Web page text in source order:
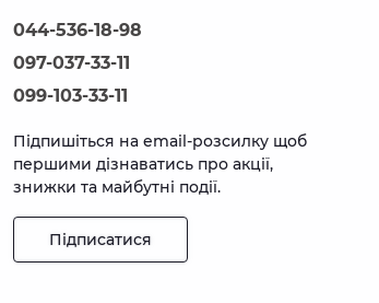
044-536-18-98
097-037-33-11
099-103-33-11
Підпишіться на email-розсилку щоб
першими дізнаватись про акції,
знижки та майбутні події.
Підписатися